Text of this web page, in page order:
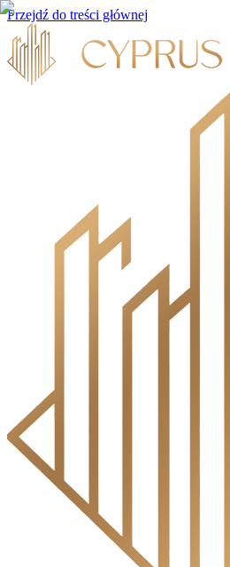
Przejdź do treści głównej